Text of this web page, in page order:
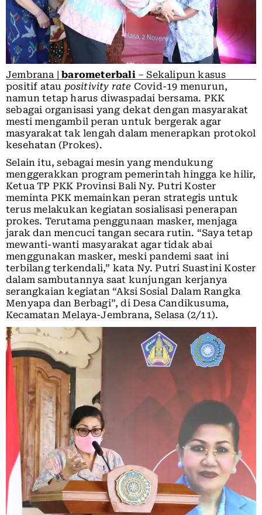
Jembrana |barometerbali– Sekalipun kasus
positif atau positivity rate Covid-19 menurun,
namun tetap harus diwaspadai bersama. PKK
sebagai organisasi yang dekat dengan masyarakat
mesti mengambil peran untuk bergerak agar
masyarakat tak lengah dalam menerapkan protokol
kesehatan (Prokes).
Selain itu, sebagai mesin yang mendukung
menggerakkan program pemerintah hingga ke hilir,
Ketua TP PKK Provinsi Bali Ny. Putri Koster
meminta PKK memainkan peran strategis untuk
terus melakukan kegiatan sosialisasi penerapan
prokes. Terutama penggunaan masker, menjaga
jarak dan mencuci tangan secara rutin. “Saya tetap
mewanti-wanti masyarakat agar tidak abai
menggunakan masker, meski pandemi saat ini
terbilang terkendali,” kata Ny. Putri Suastini Koster
dalam sambutannya saat kunjungan kerjanya
serangkaian kegiatan “Aksi Sosial Dalam Rangka
Menyapa dan Berbagi”, di Desa Candikusuma,
Kecamatan Melaya-Jembrana, Selasa (2/11).